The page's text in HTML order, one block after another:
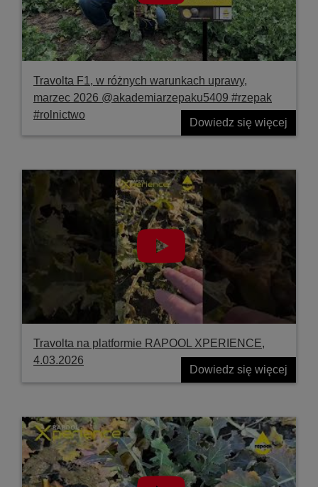
Travolta F1, w różnych warunkach uprawy,
marzec 2026 @akademiarzepaku5409 #rzepak
#rolnictwo
Dowiedz się więcej
Travolta na platformie RAPOOL XPERIENCE,
4.03.2026
Dowiedz się więcej